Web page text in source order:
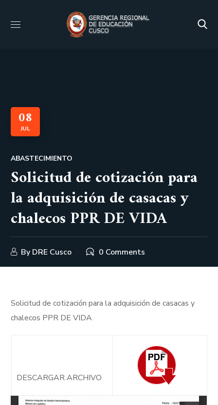
08
JUL
ABASTECIMIENTO
Solicitud de cotización para
la adquisición de casacas y
chalecos PPR DE VIDA
By DRE Cusco 0 Comments
Solicitud de cotización para la adquisición de casacas y
chalecos PPR DE VIDA
DESCARGAR ARCHIVO